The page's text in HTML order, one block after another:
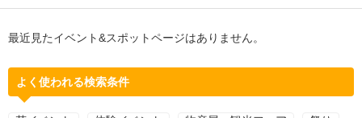
最近見たイベント&スポットページはありません。
よく使われる検索条件